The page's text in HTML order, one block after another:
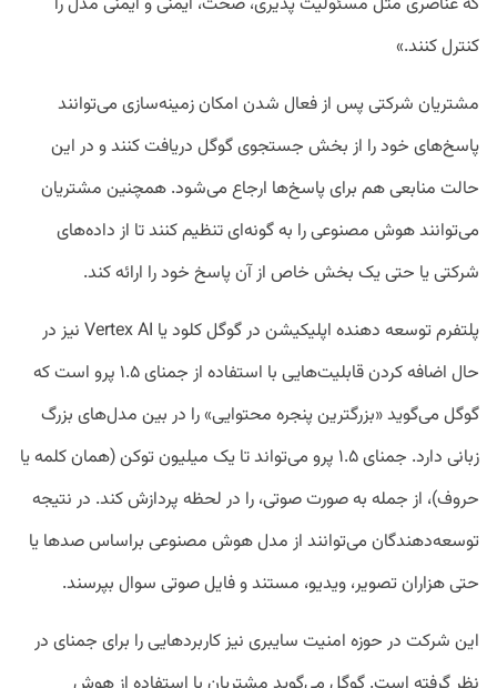
کنترل کنند.»
مشتریان شرکتی پس از فعال شدن امکان زمینه‌سازی می‌توانند
پاسخ‌های خود را از بخش جستجوی گوگل دریافت کنند و در این
حالت منابعی هم برای پاسخ‌ها ارجاع می‌شود. همچنین مشتریان
می‌توانند هوش مصنوعی را به گونه‌ای تنظیم کنند تا از داده‌های
شرکتی یا حتی یک بخش خاص از آن پاسخ خود را ارائه کند.
پلتفرم توسعه دهنده اپلیکیشن در گوگل کلود یا Vertex AI نیز در
حال اضافه کردن قابلیت‌هایی با استفاده از جمنای ۱.۵ پرو است که
گوگل می‌گوید «بزرگترین پنجره محتوایی» را در بین مدل‌های بزرگ
زبانی دارد. جمنای ۱.۵ پرو می‌تواند تا یک میلیون توکن (همان کلمه یا
حروف)، از جمله به صورت صوتی، را در لحظه پردازش کند. در نتیجه
توسعه‌دهندگان می‌توانند از مدل هوش مصنوعی براساس صدها یا
حتی هزاران تصویر، ویدیو،‌ مستند و فایل صوتی سوال بپرسند.
این شرکت در حوزه امنیت سایبری نیز کاربردهایی را برای جمنای در